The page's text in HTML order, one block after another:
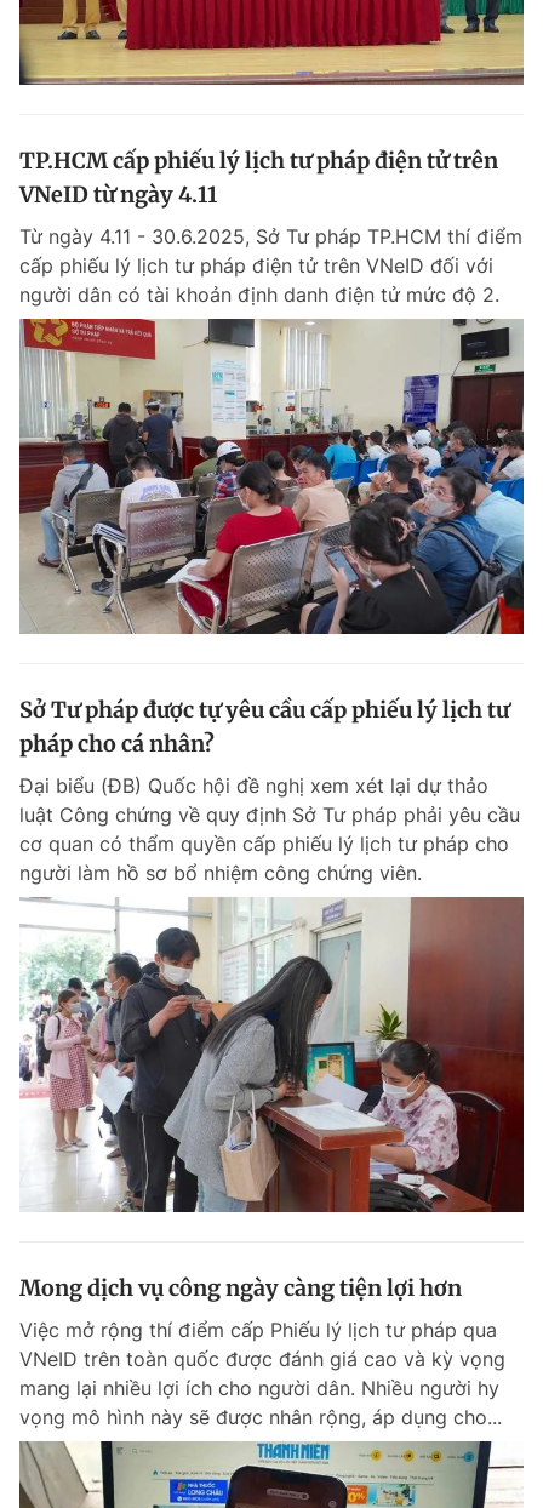
TP.HCM cấp phiếu lý lịch tư pháp điện tử trên
VNeID từ ngày 4.11
Từ ngày 4.11 - 30.6.2025, Sở Tư pháp TP.HCM thí điểm
cấp phiếu lý lịch tư pháp điện tử trên VNeID đối với
người dân có tài khoản định danh điện tử mức độ 2.
Sở Tư pháp được tự yêu cầu cấp phiếu lý lịch tư
pháp cho cá nhân?
Đại biểu (ĐB) Quốc hội đề nghị xem xét lại dự thảo
luật Công chứng về quy định Sở Tư pháp phải yêu cầu
cơ quan có thẩm quyền cấp phiếu lý lịch tư pháp cho
người làm hồ sơ bổ nhiệm công chứng viên.
Mong dịch vụ công ngày càng tiện lợi hơn
Việc mở rộng thí điểm cấp Phiếu lý lịch tư pháp qua
VNeID trên toàn quốc được đánh giá cao và kỳ vọng
mang lại nhiều lợi ích cho người dân. Nhiều người hy
vọng mô hình này sẽ được nhân rộng, áp dụng cho...